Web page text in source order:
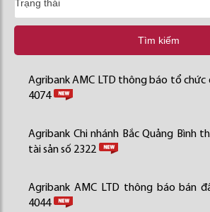
Tìm kiếm
Agribank AMC LTD thông báo tổ chức
4074
Agribank Chi nhánh Bắc Quảng Bình
tài sản số 2322
Agribank AMC LTD thông báo bán
4044